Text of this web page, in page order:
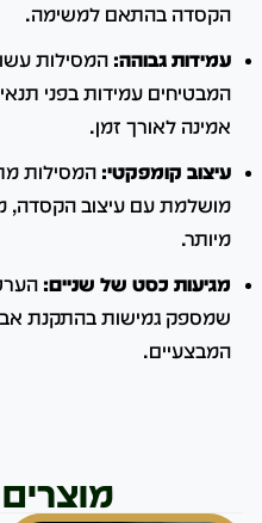
הקסדה בהתאם למשימה.
עמידות גבוהה: המסילות
המבטיחים עמידות בפני
אמינה לאורך זמן.
עיצוב קומפקטי: המסילות
מושלמת עם עיצוב הקסדה,
מיותר.
מגיעות כסט של שניים:
שמספק גמישות בהתקנת
המבצעיים.